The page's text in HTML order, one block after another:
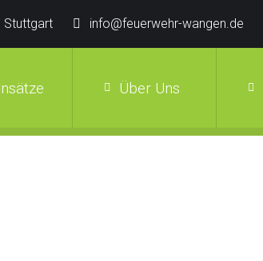
Stuttgart info@feuerwehr-wangen.de
Über Uns